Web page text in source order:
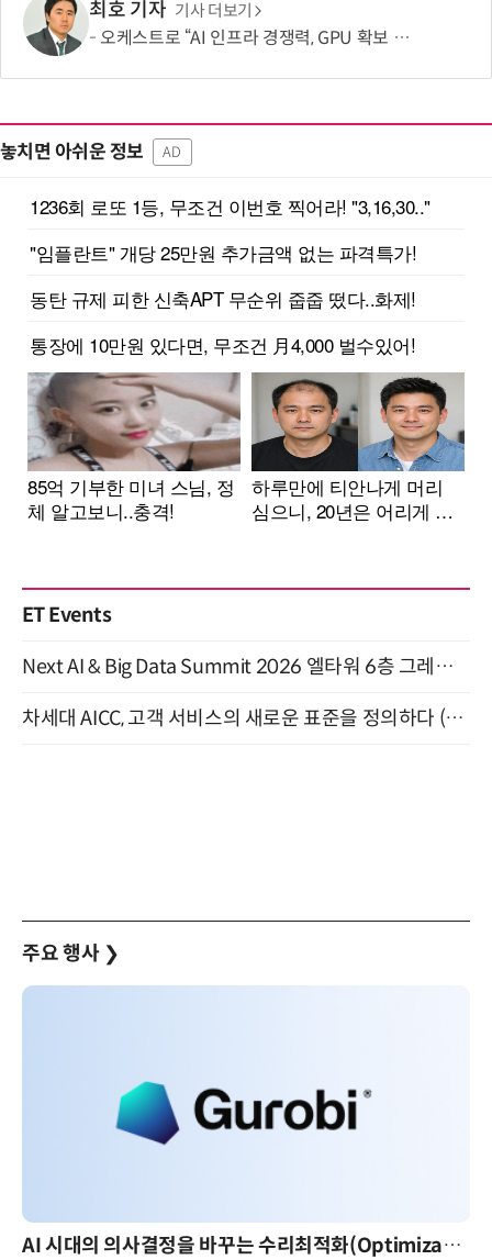
최호 기자 기사 더보기
오케스트로 “AI 인프라 경쟁력, GPU 확보 넘어 '운영 효율'이 좌우”
놓치면 아쉬운 정보 AD
ET Events
Next AI & Big Data Summit 2026 엘타워 6층 그레이스홀 개최 (9/18)
차세대 AICC, 고객 서비스의 새로운 표준을 정의하다 (9/9)
주요 행사 ❯
AI 시대의 의사결정을 바꾸는 수리최적화(Optimization): 실제 산업 적용 사례와 활용 전략